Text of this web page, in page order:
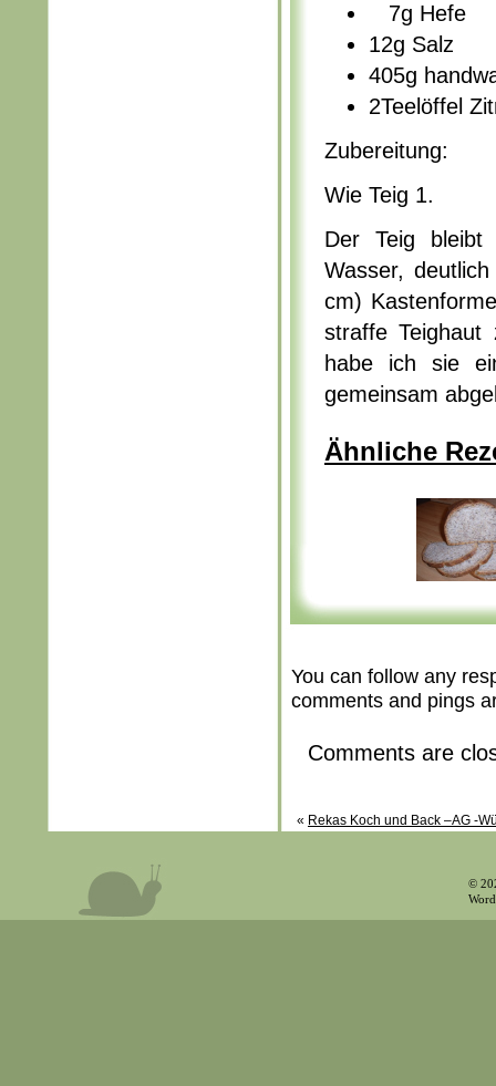
7g Hefe
12g Salz
405g
2Teelöffel
Zubereitung:
Wie Teig 1.
Der Teig
Wasser,
cm)
straffe
habe ich sie
gemeinsam
Ähnliche
You can follow any
comments and pings
Comments are
« Rekas Koch und Back –AG -
©